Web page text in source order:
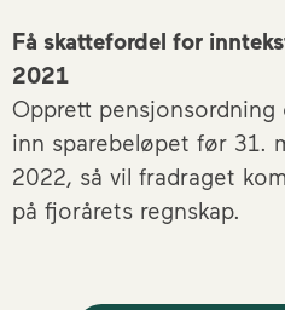
Få skattefordel for
2021
Opprett pensjonsordning
inn sparebeløpet før 31.
2022, så vil fradraget
på fjorårets regnskap.